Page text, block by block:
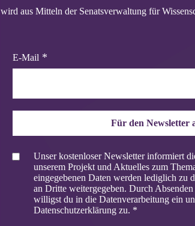
wird aus Mitteln der Senatsverwaltung für
E-Mail
Für den Newsletter
Unser kostenloser Newsletter informiert
unserem Projekt und Aktuelles zum
eingegebenen Daten werden lediglich zu
an Dritte weitergegeben. Durch
willigst du in die Datenverarbeitung ein
Datenschutzerklärung zu.